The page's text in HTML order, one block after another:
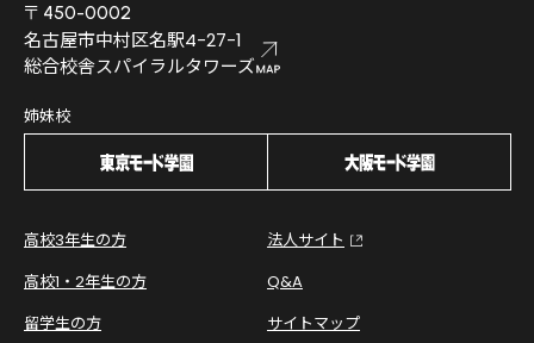
〒450-0002
名古屋市中村区名駅4-27-1
総合校舎スパイラルタワーズ
姉妹校
高校3年生の方
高校1・2年生の方
留学生の方
法人サイト
Q&A
サイトマップ